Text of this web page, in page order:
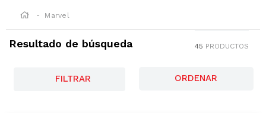
Marvel
Resultado de búsqueda 45 PRODUCTOS
FILTRAR